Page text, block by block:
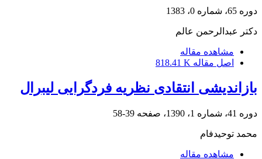
دوره 65، شماره 0، 1383
دکتر عبدالرحمن عالم
مشاهده مقاله
اصل مقاله 818.41 K
بازاندیشی انتقادی نظریه فردگرایی لیبرال
دوره 41، شماره 1، 1390، صفحه 39-58
محمد توحیدفام
مشاهده مقاله